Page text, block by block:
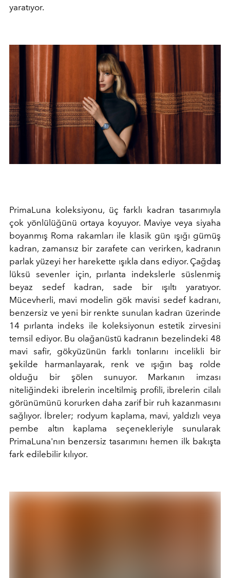
yaratıyor.
PrimaLuna koleksiyonu, üç farklı kadran tasarımıyla
çok yönlülüğünü ortaya koyuyor. Maviye veya siyaha
boyanmış Roma rakamları ile klasik gün ışığı gümüş
kadran, zamansız bir zarafete can verirken, kadranın
parlak yüzeyi her harekette ışıkla dans ediyor. Çağdaş
lüksü sevenler için, pırlanta indekslerle süslenmiş
beyaz sedef kadran, sade bir ışıltı yaratıyor.
Mücevherli, mavi modelin gök mavisi sedef kadranı,
benzersiz ve yeni bir renkte sunulan kadran üzerinde
14 pırlanta indeks ile koleksiyonun estetik zirvesini
temsil ediyor. Bu olağanüstü kadranın bezelindeki 48
mavi safir, gökyüzünün farklı tonlarını incelikli bir
şekilde harmanlayarak, renk ve ışığın baş rolde
olduğu bir şölen sunuyor. Markanın imzası
niteliğindeki ibrelerin inceltilmiş profili, ibrelerin cilalı
görünümünü korurken daha zarif bir ruh kazanmasını
sağlıyor. İbreler; rodyum kaplama, mavi, yaldızlı veya
pembe altın kaplama seçenekleriyle sunularak
PrimaLuna'nın benzersiz tasarımını hemen ilk bakışta
fark edilebilir kılıyor.